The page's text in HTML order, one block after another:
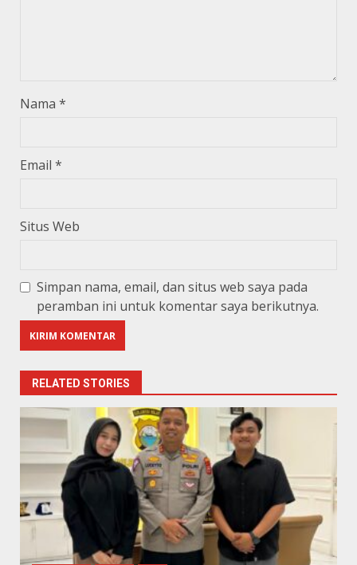
Nama *
Email *
Situs Web
Simpan nama, email, dan situs web saya pada
peramban ini untuk komentar saya berikutnya.
RELATED STORIES